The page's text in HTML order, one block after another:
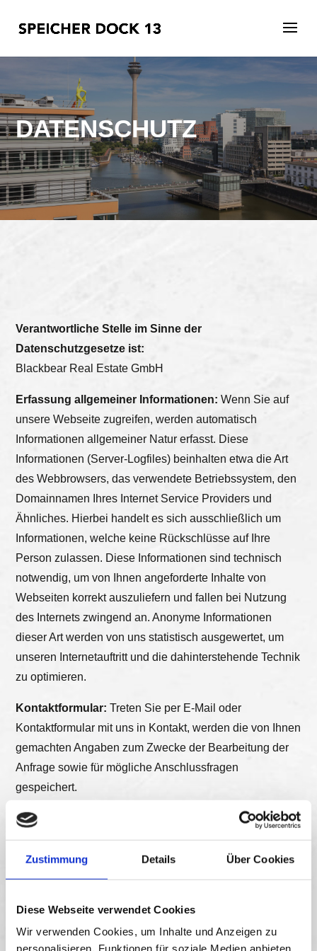
Zustimmung Details Über Cookies
Diese Webseite verwendet Cookies
Wir verwenden Cookies, um Inhalte und Anzeigen zu
personalisieren, Funktionen für soziale Medien anbieten
DATENSCHUTZ
Verantwortliche Stelle im Sinne der
Datenschutzgesetze ist:
Blackbear Real Estate GmbH
Erfassung allgemeiner Informationen: Wenn Sie auf
unsere Webseite zugreifen, werden automatisch
Informationen allgemeiner Natur erfasst. Diese
Informationen (Server-Logfiles) beinhalten etwa die Art
des Webbrowsers, das verwendete Betriebssystem, den
Domainnamen Ihres Internet Service Providers und
Ähnliches. Hierbei handelt es sich ausschließlich um
Informationen, welche keine Rückschlüsse auf Ihre
Person zulassen. Diese Informationen sind technisch
notwendig, um von Ihnen angeforderte Inhalte von
Webseiten korrekt auszuliefern und fallen bei Nutzung
des Internets zwingend an. Anonyme Informationen
dieser Art werden von uns statistisch ausgewertet, um
unseren Internetauftritt und die dahinterstehende Technik
zu optimieren.
Kontaktformular: Treten Sie per E-Mail oder
Kontaktformular mit uns in Kontakt, werden die von Ihnen
gemachten Angaben zum Zwecke der Bearbeitung der
Anfrage sowie für mögliche Anschlussfragen
gespeichert.
Löschung bzw. Sperrung der Daten:
Wir halten uns an
die Grundsätze der Datenvermeidung und
Datensparsamkeit. Wir speichern Ihre
personenbezogenen Daten daher nur so lange, wie dies
ist oder wie es die vom Gesetzgeber vorgesehenen
vielfältigen Speicherfristen vorsehen. Nach Fortfall des